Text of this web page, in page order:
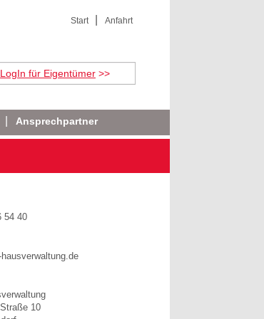
Start Anfahrt
LogIn für Eigentümer >>
Ansprechpartner
54 40
10